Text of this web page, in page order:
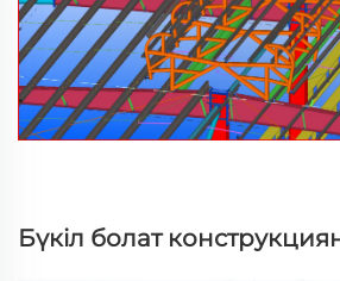
Бүкіл болат